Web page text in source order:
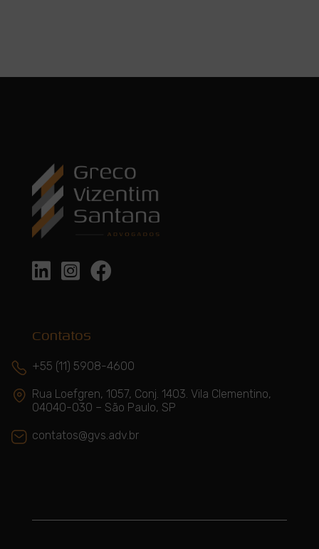
  
Contatos
+55 (11) 5908-4600
Rua Loefgren, 1057, Conj. 1403. Vila Clementino,
04040-030 – São Paulo, SP
contatos@gvs.adv.br